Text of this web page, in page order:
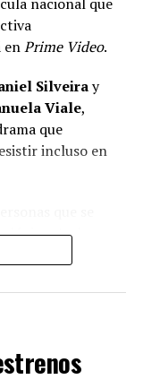
enPrime Video.
Silveiray
Viale,
que
incluso en
Ambos
de sus
descubren
volver a
adelante.
de Cecilia,